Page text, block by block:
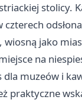
stolicy.
czterech
wiosną jako
na
dla muzeów i
praktyczne